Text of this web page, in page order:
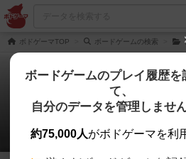
ボドゲーマTOP ボードゲームの検索
アンマッチド：ブ
あさがおボドゲチャンネル
ボードゲームのプレイ履歴を
て、
自分のデータを管理しませ
約75,000人がボドゲーマを利